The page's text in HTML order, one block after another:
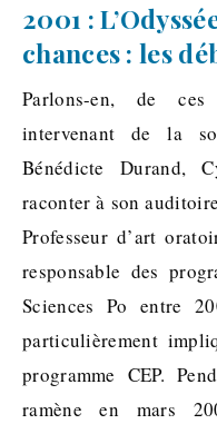
2001 :
chances : les
Parlons-en, de ces
intervenant de la
Bénédicte Durand,
raconter à son
Professeur d’art
responsable des
Sciences Po entre
particulièrement
programme CEP.
ramène en mars